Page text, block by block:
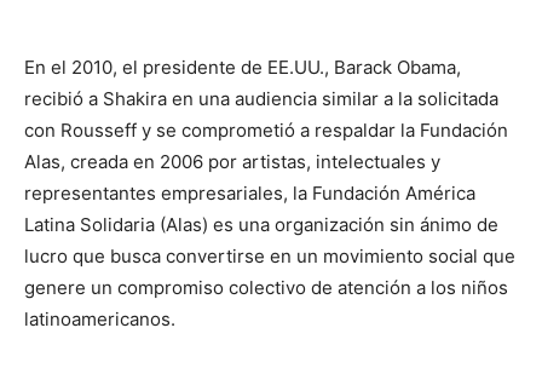
En el 2010, el presidente de EE.UU., Barack Obama,
recibió a Shakira en una audiencia similar a la solicitada
con Rousseff y se comprometió a respaldar la Fundación
Alas, creada en 2006 por artistas, intelectuales y
representantes empresariales, la Fundación América
Latina Solidaria (Alas) es una organización sin ánimo de
lucro que busca convertirse en un movimiento social que
genere un compromiso colectivo de atención a los niños
latinoamericanos.